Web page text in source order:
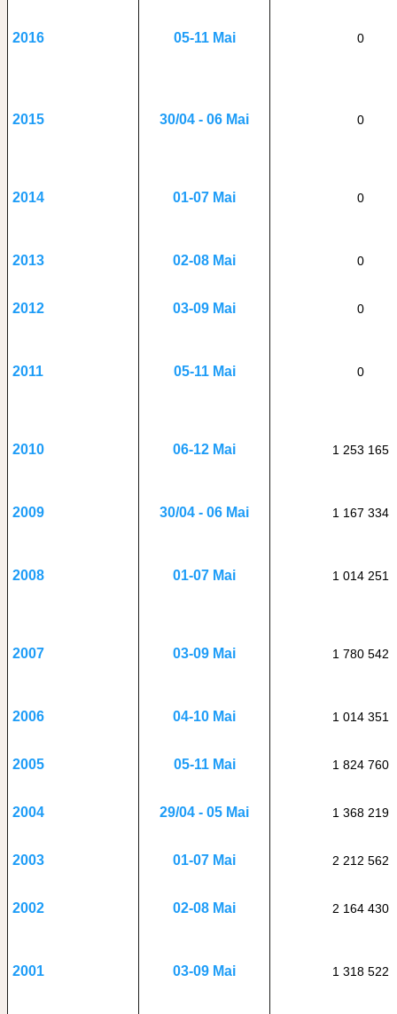
2016 05-11 Mai 0
2015 30/04 - 06 Mai 0
2014 01-07 Mai 0
2013 02-08 Mai 0
2012 03-09 Mai 0
2011 05-11 Mai 0
2010 06-12 Mai 1 253 165
2009 30/04 - 06 Mai 1 167 334
2008 01-07 Mai 1 014 251
2007 03-09 Mai 1 780 542
2006 04-10 Mai 1 014 351
2005 05-11 Mai 1 824 760
2004 29/04 - 05 Mai 1 368 219
2003 01-07 Mai 2 212 562
2002 02-08 Mai 2 164 430
2001 03-09 Mai 1 318 522